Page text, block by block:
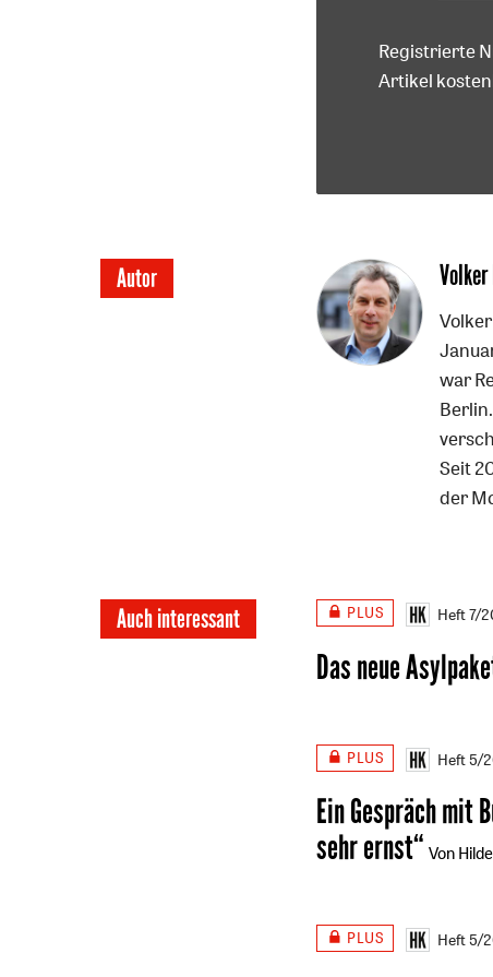
Registrierte
Artikel
Überschrift
Autor
war
Seit
der
Auch interessant PLUS Heft 7/
Das neue
PLUS Heft 5/
Ein Gespräch mit
sehr ernst“ Von
PLUS Heft 5/